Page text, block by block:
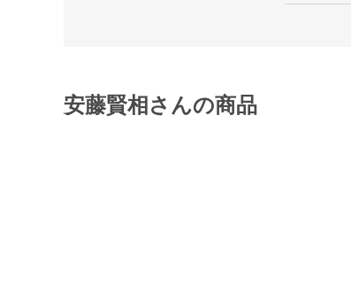
安藤賢相さんの商品